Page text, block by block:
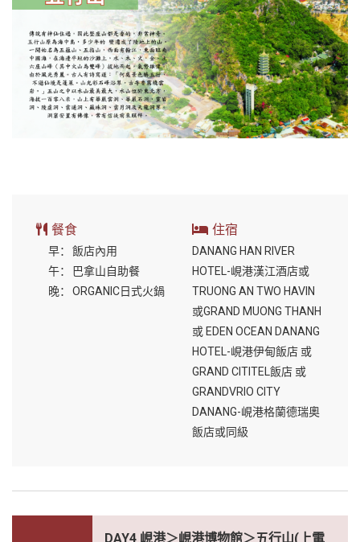
餐食
早：
飯店內用
午：
巴拿山自助餐
晚：
ORGANIC日式火鍋
住宿
DANANG HAN RIVER
HOTEL-峴港漢江酒店或
TRUONG AN TWO HAVIN
或GRAND MUONG THANH
或 EDEN OCEAN DANANG
HOTEL-峴港伊甸飯店 或
GRAND CITITEL飯店 或
GRANDVRIO CITY
DANANG-峴港格蘭德瑞奧
飯店或同級
DAY4 峴港＞峴港博物館＞五行山(上電